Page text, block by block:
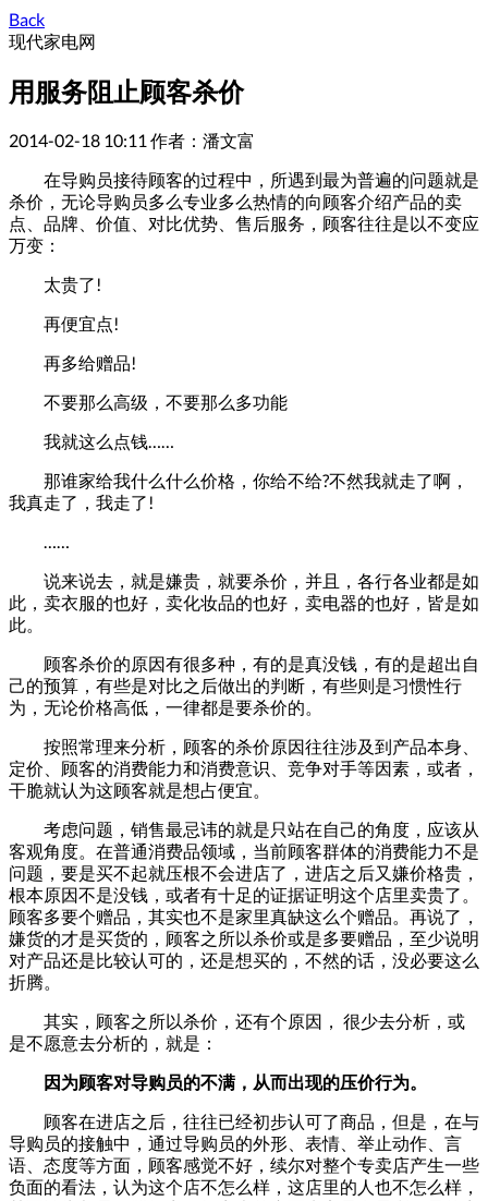
Back
现代家电网
用服务阻止顾客杀价
2014-02-18 10:11 作者：潘文富
在导购员接待顾客的过程中，所遇到最为普遍的问题就是
杀价，无论导购员多么专业多么热情的向顾客介绍产品的卖
点、品牌、价值、对比优势、售后服务，顾客往往是以不变应
万变：
太贵了!
再便宜点!
再多给赠品!
不要那么高级，不要那么多功能
我就这么点钱……
那谁家给我什么什么价格，你给不给?不然我就走了啊，
我真走了，我走了!
……
说来说去，就是嫌贵，就要杀价，并且，各行各业都是如
此，卖衣服的也好，卖化妆品的也好，卖电器的也好，皆是如
此。
顾客杀价的原因有很多种，有的是真没钱，有的是超出自
己的预算，有些是对比之后做出的判断，有些则是习惯性行
为，无论价格高低，一律都是要杀价的。
按照常理来分析，顾客的杀价原因往往涉及到产品本身、
定价、顾客的消费能力和消费意识、竞争对手等因素，或者，
干脆就认为这顾客就是想占便宜。
考虑问题，销售最忌讳的就是只站在自己的角度，应该从
客观角度。在普通消费品领域，当前顾客群体的消费能力不是
问题，要是买不起就压根不会进店了，进店之后又嫌价格贵，
根本原因不是没钱，或者有十足的证据证明这个店里卖贵了。
顾客多要个赠品，其实也不是家里真缺这么个赠品。再说了，
嫌货的才是买货的，顾客之所以杀价或是多要赠品，至少说明
对产品还是比较认可的，还是想买的，不然的话，没必要这么
折腾。
其实，顾客之所以杀价，还有个原因， 很少去分析，或
是不愿意去分析的，就是：
因为顾客对导购员的不满，从而出现的压价行为。
顾客在进店之后，往往已经初步认可了商品，但是，在与
导购员的接触中，通过导购员的外形、表情、举止动作、言
语、态度等方面，顾客感觉不好，续尔对整个专卖店产生一些
负面的看法，认为这个店不怎么样，这店里的人也不怎么样，